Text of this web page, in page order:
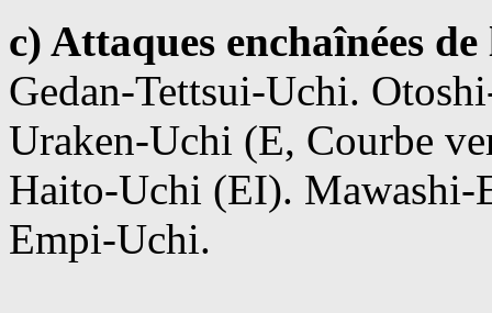
c) Attaques enchaînées
Gedan-Tettsui-Uchi.
Uraken-Uchi (E, Courbe
Haito-Uchi (EI).
Empi-Uchi.